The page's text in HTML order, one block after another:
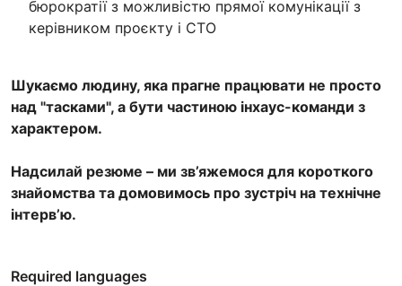
бюрократії з можливістю прямої комунікації з
керівником проєкту і CTO
Шукаємо людину, яка прагне працювати не просто
над "тасками", а бути частиною інхаус-команди з
характером.
Надсилай резюме – ми зв’яжемося для короткого
знайомства та домовимось про зустріч на технічне
інтерв’ю.
Required languages